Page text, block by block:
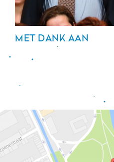
MET DANK AAN